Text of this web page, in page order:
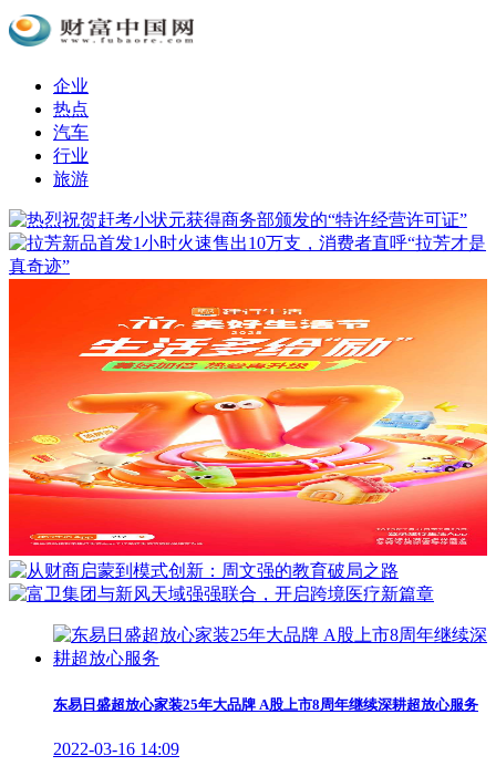
企业
热点
汽车
行业
旅游
东易日盛超放心家装25年大品牌 A股上市8周年继续深耕超放心服务
2022-03-16 14:09